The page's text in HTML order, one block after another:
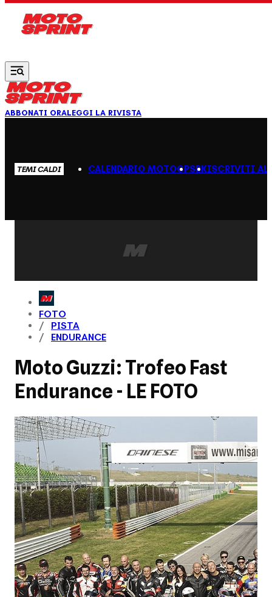
ABBONATI ORALEGGI LA RIVISTA
TEMI CALDI CALENDARIO MOTOGPSBKISCRIVITI AL
FOTO
PISTA
ENDURANCE
Moto Guzzi: Trofeo Fast
Endurance - LE FOTO